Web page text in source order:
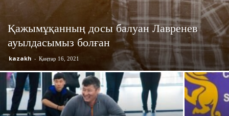
Қажымұқанның досы балуан Лавренев
ауылдасымыз болған
kazakh - Қаңтар 16, 2021